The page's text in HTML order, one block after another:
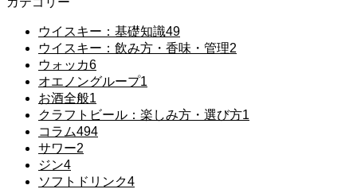
ウイスキー：基礎知識49
ウイスキー：飲み方・香味・管理2
ウォッカ6
オエノングループ1
お酒全般1
クラフトビール：楽しみ方・選び方1
コラム494
サワー2
ジン4
ソフトドリンク4